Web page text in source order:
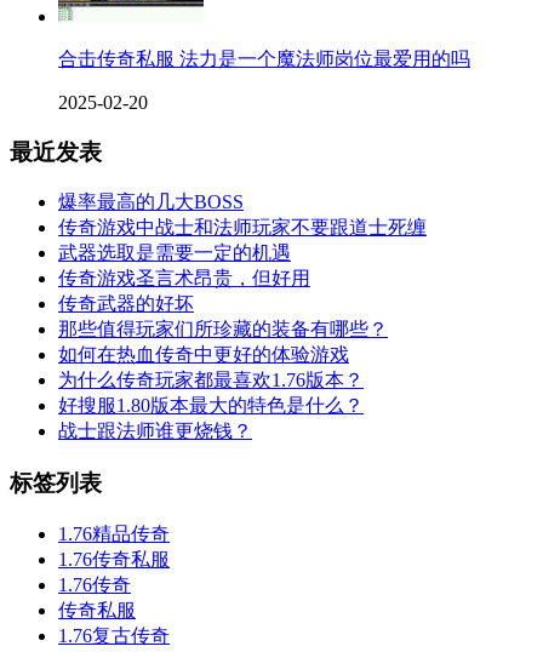
合击传奇私服 法力是一个魔法师岗位最爱用的吗
2025-02-20
最近发表
爆率最高的几大BOSS
传奇游戏中战士和法师玩家不要跟道士死缠
武器选取是需要一定的机遇
传奇游戏圣言术昂贵，但好用
传奇武器的好坏
那些值得玩家们所珍藏的装备有哪些？
如何在热血传奇中更好的体验游戏
为什么传奇玩家都最喜欢1.76版本？
好搜服1.80版本最大的特色是什么？
战士跟法师谁更烧钱？
标签列表
1.76精品传奇
1.76传奇私服
1.76传奇
传奇私服
1.76复古传奇